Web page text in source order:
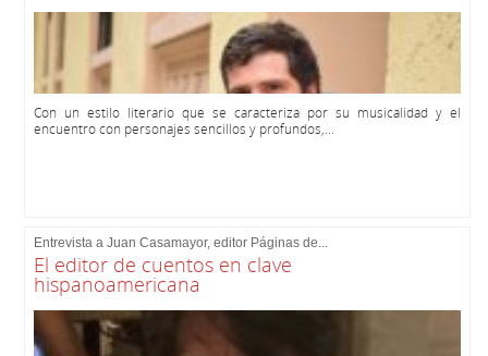
Con un estilo literario que se caracteriza por su musicalidad y el
encuentro con personajes sencillos y profundos,...
Entrevista a Juan Casamayor, editor Páginas de...
El editor de cuentos en clave
hispanoamericana